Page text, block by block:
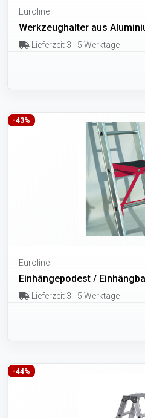
Euroline
Werkzeughalter aus
Lieferzeit 3 - 5 Werktage
-43%
Euroline
Einhängepodest /
Lieferzeit 3 - 5 Werktage
-44%